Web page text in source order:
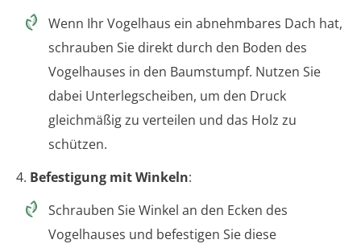
Wenn Ihr Vogelhaus ein abnehmbares Dach hat,
schrauben Sie direkt durch den Boden des
Vogelhauses in den Baumstumpf. Nutzen Sie
dabei Unterlegscheiben, um den Druck
gleichmäßig zu verteilen und das Holz zu
schützen.
4. Befestigung mit Winkeln:
Schrauben Sie Winkel an den Ecken des
Vogelhauses und befestigen Sie diese